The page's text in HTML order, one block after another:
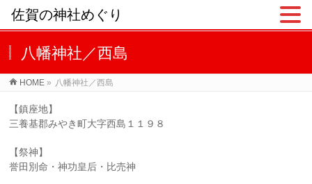
八幡神社／西島
HOME » 八幡神社／西島
【鎮座地】
三養基郡みやき町大字西島１１９８
【祭神】
誉田別命・神功皇后・比売神
佐賀の神社めぐり